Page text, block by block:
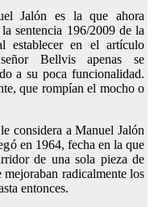
Jalón es la que ahora
sentencia 196/2009 de la
establecer en el artículo
Bellvis apenas se
a su poca funcionalidad.
que rompían el mocho o
considera a Manuel Jalón
en 1964, fecha en la que
de una sola pieza de
mejoraban radicalmente los
entonces.